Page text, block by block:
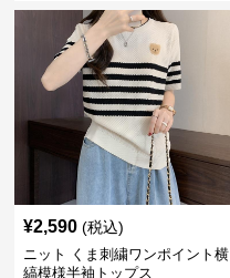
¥2,590 (税込)
ニット くま刺繍ワンポイント横
縞模様半袖トップス